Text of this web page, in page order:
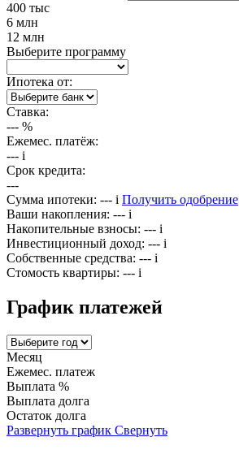
400 тыс
6 млн
12 млн
Выберите программу
Ипотека от:
Ставка:
--- %
Ежемес. платёж:
--- i
Срок кредита:
---
Сумма ипотеки: --- i Получить одобрение
Ваши накопления: --- i
Накопительные взносы: --- i
Инвестиционный доход: --- i
Собственные средства: --- i
Стомость квартиры: --- i
График платежей
Месяц
Ежемес. платеж
Выплата %
Выплата долга
Остаток долга
Развернуть график Свернуть